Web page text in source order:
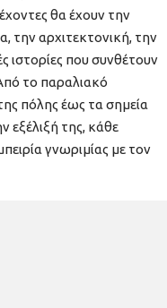
θα έχουν την
την αρχιτεκτονική, την
ιστορίες που συνθέτουν
το παραλιακό
πόλης έως τα σημεία
εξέλιξή της, κάθε
γνωριμίας με τον